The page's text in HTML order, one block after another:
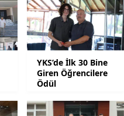
Kahramanmaraş
Mardin
Muğla
Muş
Nevşehir
YKS’de İlk 30 Bine
Giren Öğrencilere
Ödül